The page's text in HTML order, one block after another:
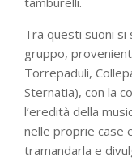
Tra questi suoni si
gruppo,
Torrepaduli,
Sternatia), con la
l’eredità della
nelle proprie case
tramandarla e